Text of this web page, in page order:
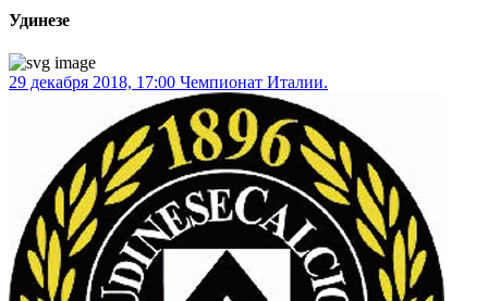
Удинезе
29 декабря 2018, 17:00 Чемпионат Италии.